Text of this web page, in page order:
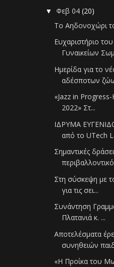
▼Φεβ 04(20)
Το Αηδονοχώρι
Ευχαριστήριο
Γυναικείων
Ημερίδα για το
αδέσποτων
«Jazz in
2022» Στ...
ΙΔΡΥΜΑ
από το UTech
Σημαντικές
Στη σύσκεψη με
για τις σει...
Συνάντηση
Πλατανιά κ. ...
Aποτελέσματα
συνηθειών
«Η Προίκα του